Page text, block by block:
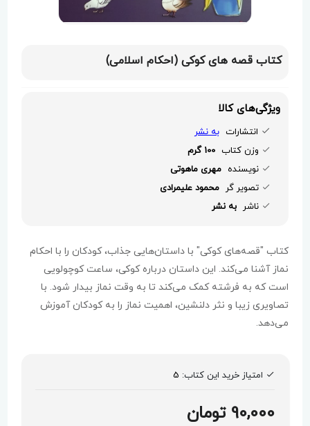
کتاب قصه های کوکی (احکام اسلامی)
ویژگی‌های کالا
انتشارات به نشر
وزن کتاب 100 گرم
نویسنده مهری ماهوتی
تصویر گر محمود علیمرادی
ناشر به نشر
کتاب "قصه‌های کوکی" با داستان‌هایی جذاب، کودکان را با احکام
نماز آشنا می‌کند. این داستان درباره کوکی، ساعت کوچولویی
است که به فرشته کمک می‌کند تا به وقت نماز بیدار شود. با
تصاویری زیبا و نثر دلنشین، اهمیت نماز را به کودکان آموزش
می‌دهد.
امتیاز خرید این کتاب: 5
90,000 تومان